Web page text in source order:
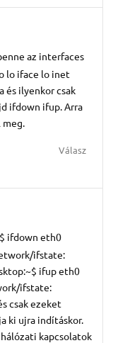
az interfaces
lo iface lo inet
és ilyenkor csak
ifdown ifup. Arra
meg.
Válasz
ifdown eth0
ifstate:
ifup eth0
ifstate:
csak ezeket
ki ujra indításkor.
kapcsolatok